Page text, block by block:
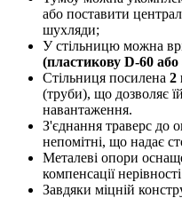
або поставити
шухляди;
У стільницю можна
(пластикову D-60
Стільниця посилена 2
(труби), що дозволяє
навантаження.
З'єднання траверс до
непомітні, що надає
Металеві опори
компенсації
Завдяки міцній